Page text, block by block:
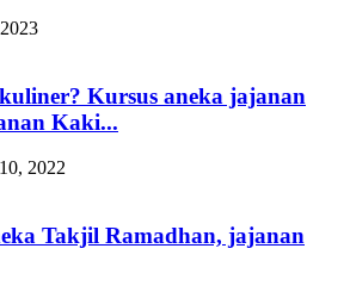
Kursus aneka jajanan
Kaki...
2022
Takjil Ramadhan, jajanan